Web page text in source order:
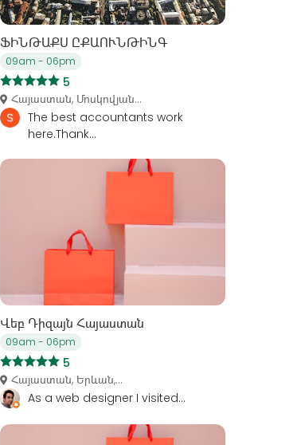
ՖԻՆԹԱՔՍ ԸՔԱՈՒՆԹԻՆԳ
09am - 06pm
5
Հայաստան, Մոսկովյան...
The best accountants work
here.Thank...
Վեբ Դիզայն Հայաստան
09am - 06pm
5
Հայաստան, Երևան,...
As a web designer I visited...